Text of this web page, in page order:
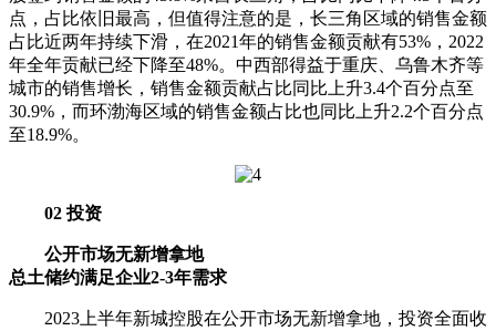
点，占比依旧最高，但值得注意的是，长三角区域的销售金额
占比近两年持续下滑，在2021年的销售金额贡献有53%，2022
年全年贡献已经下降至48%。中西部得益于重庆、乌鲁木齐等
城市的销售增长，销售金额贡献占比同比上升3.4个百分点至
30.9%，而环渤海区域的销售金额占比也同比上升2.2个百分点
至18.9%。
02 投资
公开市场无新增拿地
总土储约满足企业2-3年需求
2023上半年新城控股在公开市场无新增拿地，投资全面收